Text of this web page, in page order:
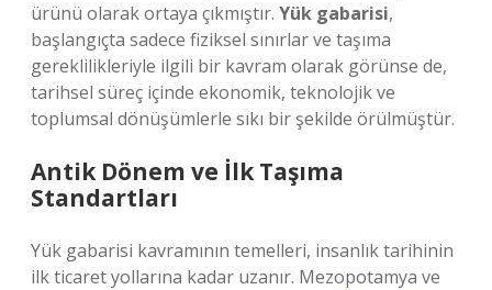
ürünü olarak ortaya çıkmıştır. Yük gabarisi,
başlangıçta sadece fiziksel sınırlar ve taşıma
gereklilikleriyle ilgili bir kavram olarak görünse de,
tarihsel süreç içinde ekonomik, teknolojik ve
toplumsal dönüşümlerle sıkı bir şekilde örülmüştür.
Antik Dönem ve İlk Taşıma
Standartları
Yük gabarisi kavramının temelleri, insanlık tarihinin
ilk ticaret yollarına kadar uzanır. Mezopotamya ve